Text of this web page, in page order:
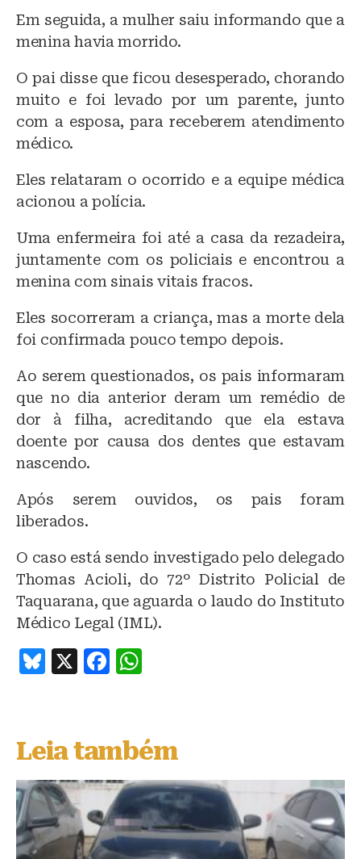
Em seguida, a mulher saiu informando que a
menina havia morrido.
O pai disse que ficou desesperado, chorando
muito e foi levado por um parente, junto
com a esposa, para receberem atendimento
médico.
Eles relataram o ocorrido e a equipe médica
acionou a polícia.
Uma enfermeira foi até a casa da rezadeira,
juntamente com os policiais e encontrou a
menina com sinais vitais fracos.
Eles socorreram a criança, mas a morte dela
foi confirmada pouco tempo depois.
Ao serem questionados, os pais informaram
que no dia anterior deram um remédio de
dor à filha, acreditando que ela estava
doente por causa dos dentes que estavam
nascendo.
Após serem ouvidos, os pais foram
liberados.
O caso está sendo investigado pelo delegado
Thomas Acioli, do 72º Distrito Policial de
Taquarana, que aguarda o laudo do Instituto
Médico Legal (IML).
B
s
k
y
X
F
e
b
o
o
k
s
A
p
p
Leia também